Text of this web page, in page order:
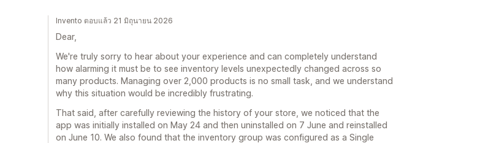
Invento ตอบแล้ว 21 มิถุนายน 2026
Dear,
We're truly sorry to hear about your experience and can completely understand
how alarming it must be to see inventory levels unexpectedly changed across so
many products. Managing over 2,000 products is no small task, and we understand
why this situation would be incredibly frustrating.
That said, after carefully reviewing the history of your store, we noticed that the
app was initially installed on May 24 and then uninstalled on 7 June and reinstalled
on June 10. We also found that the inventory group was configured as a Single